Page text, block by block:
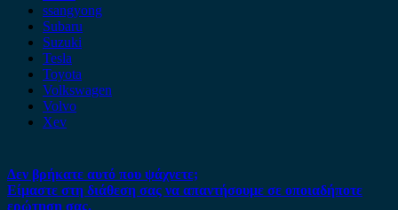
ssangyong
Subaru
Suzuki
Tesla
Toyota
Volkswagen
Volvo
Xev
Δεν βρήκατε αυτό που ψάχνετε;
Είμαστε στη διάθεση σας να απαντήσουμε σε οποιαδήποτε
ερώτηση σας.